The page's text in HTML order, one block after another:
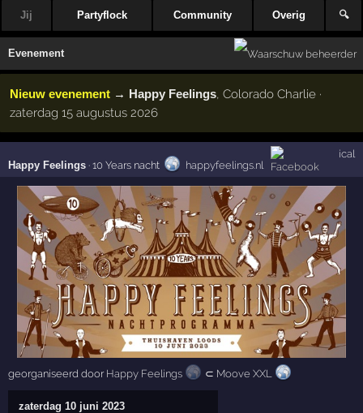
Jij Partyflock Community Overig 🔍
Evenement
Nieuw evenement → Happy Feelings, Colorado Charlie ·
zaterdag 15 augustus 2026
Happy Feelings ·10 Years nacht happyfeelings.nl
ical
georganiseerd door Happy Feelings ⊂ Moove XXL
zaterdag 10 juni 2023